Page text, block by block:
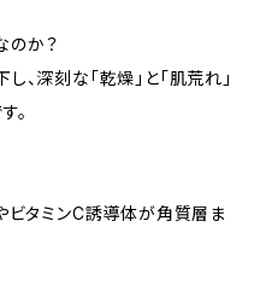
のか？
、深刻な「乾燥」と「肌荒れ」
。
ビタミンC誘導体が角質層ま